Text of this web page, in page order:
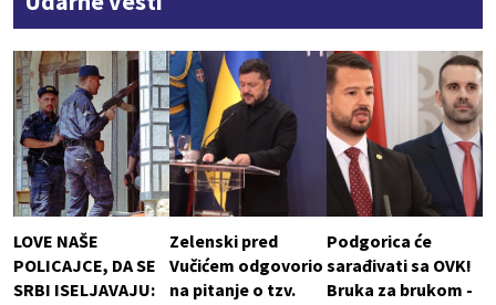
LOVE NAŠE
POLICAJCE, DA SE
SRBI ISELJAVAJU:
Zelenski pred
Vučićem odgovorio
na pitanje o tzv.
Podgorica će
sarađivati sa OVK!
Bruka za brukom -